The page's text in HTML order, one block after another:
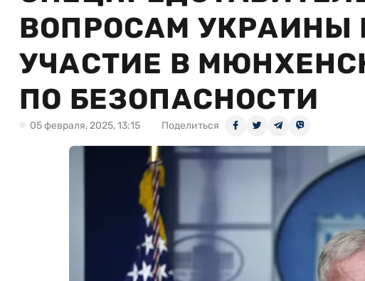
ВОПРОСАМ УКРАИНЫ
УЧАСТИЕ В
ПО БЕЗОПАСНОСТИ
05 февраля, 2025, 13:15 Поделиться